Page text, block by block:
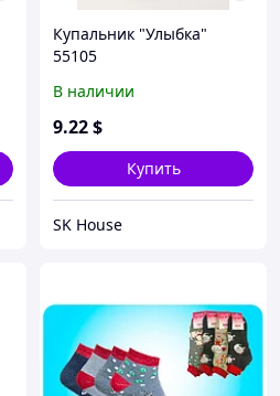
Купальник "Улыбка"
55105
В наличии
9.22$
Купить
SK House